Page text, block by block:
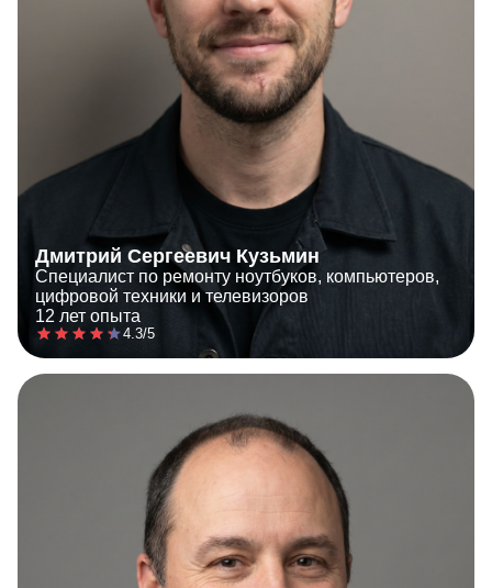
Дмитрий Сергеевич Кузьмин
Специалист по ремонту ноутбуков, компьютеров,
цифровой техники и телевизоров
12 лет опыта
4.3/5